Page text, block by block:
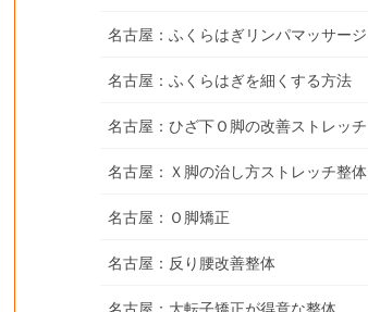
名古屋：ふくらはぎリンパマッサージ
名古屋：ふくらはぎを細くする方法
名古屋：ひざ下Ｏ脚の改善ストレッチ
名古屋：Ｘ脚の治し方ストレッチ整体
名古屋：Ｏ脚矯正
名古屋：反り腰改善整体